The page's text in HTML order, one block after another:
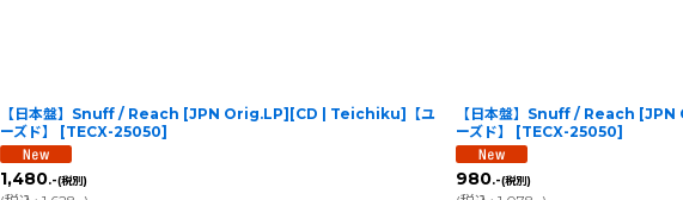
【日本盤】Snuff / Reach [JPN Orig.LP][CD | Teichiku]【ユ
ーズド】
[TECX-25050]
1,480.-(税別)
【日本盤】Snuff / Reach
ーズド】
[TECX-25050]
980.-(税別)